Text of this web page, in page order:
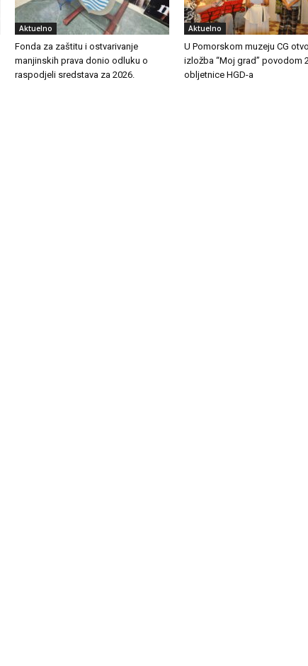
Aktuelno
Fonda za zaštitu i ostvarivanje
manjinskih prava donio odluku o
raspodjeli sredstava za 2026.
Aktuelno
U Pomorskom muzeju CG
izložba “Moj grad” povodom
obljetnice HGD-a